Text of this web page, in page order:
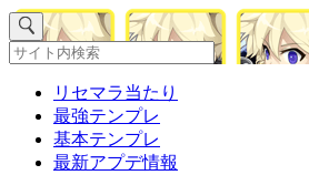
リセマラ当たり
最強テンプレ
基本テンプレ
最新アプデ情報